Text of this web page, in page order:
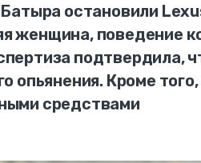
остановили
женщина, поведение
подтвердила,
опьянения. Кроме
средствами